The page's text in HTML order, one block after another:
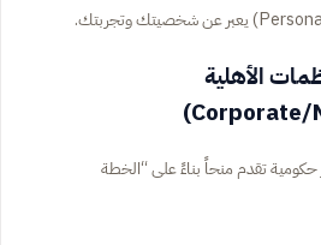
الأهلية
تقدم منحاً بناءً على “الخطة